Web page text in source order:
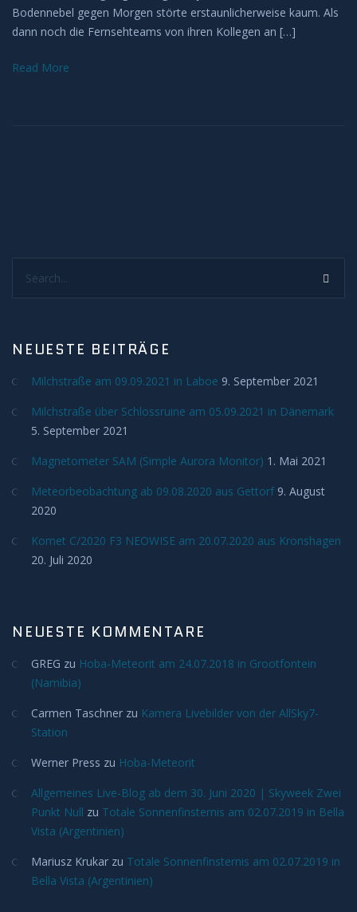
Merkurtransit
Chondriten
Eisenmeteorite
Konstellationen
Novae/Supernovae
NAFT
Ausrüstung
AllSkyCam
Bau der Säule
SAM
Bodennebel gegen Morgen störte erstaunlicherweise kaum. Als
dann noch die Fernsehteams von ihren Kollegen an […]
Read More
NEUESTE BEITRÄGE
Milchstraße am 09.09.2021 in Laboe 9. September 2021
Milchstraße über Schlossruine am 05.09.2021 in Dänemark
5. September 2021
Magnetometer SAM (Simple Aurora Monitor) 1. Mai 2021
Meteorbeobachtung ab 09.08.2020 aus Gettorf 9. August
2020
Komet C/2020 F3 NEOWISE am 20.07.2020 aus Kronshagen
20. Juli 2020
NEUESTE KOMMENTARE
GREG zu Hoba-Meteorit am 24.07.2018 in Grootfontein
(Namibia)
Carmen Taschner zu Kamera Livebilder von der AllSky7-
Station
Werner Press zu Hoba-Meteorit
Allgemeines Live-Blog ab dem 30. Juni 2020 | Skyweek Zwei
Punkt Null zu Totale Sonnenfinsternis am 02.07.2019 in Bella
Vista (Argentinien)
Mariusz Krukar zu Totale Sonnenfinsternis am 02.07.2019 in
Bella Vista (Argentinien)